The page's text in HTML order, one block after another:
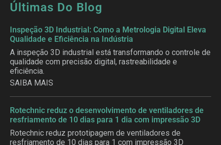
Últimas Do Blog
Inspeção 3D Industrial: Como a Metrologia Digital Eleva
Qualidade e Eficiência na Indústria
A inspeção 3D industrial está transformando o controle de
qualidade com precisão digital, rastreabilidade e
eficiência.
SAIBA MAIS
Rotechnic reduz o desenvolvimento de ventiladores de
resfriamento de 10 dias para 1 dia com impressão 3D
Rotechnic reduz prototipagem de ventiladores de
resfriamento de 10 dias para 1 com impressão 3D